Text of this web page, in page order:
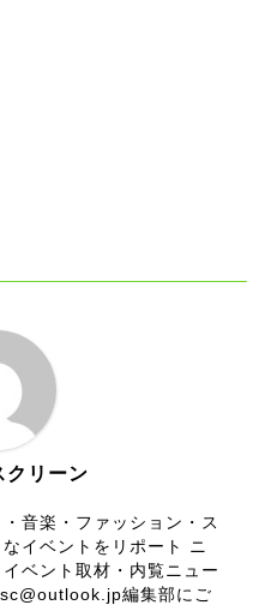
クリーン
音楽・ファッション・ス
イベントをリポート ニ
ベント取材・内覧ニュー
編集部にご